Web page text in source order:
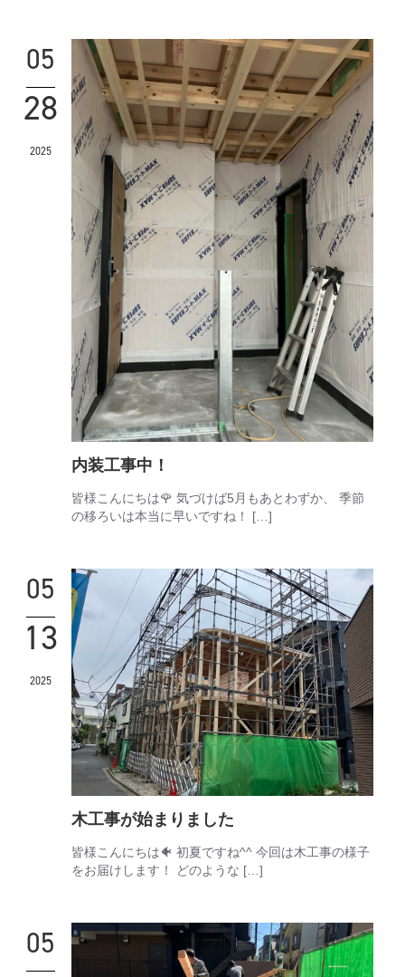
05
28
2025
内装工事中！
皆様こんにちは🌹 気づけば5月もあとわずか、 季節
の移ろいは本当に早いですね！ […]
05
13
2025
木工事が始まりました
皆様こんにちは🐠 初夏ですね^^ 今回は木工事の様子
をお届けします！ どのような […]
05